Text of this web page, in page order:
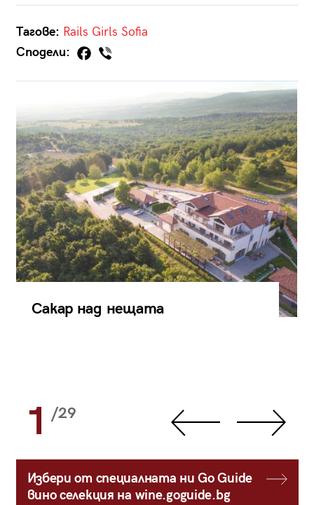
Тагове: Rails Girls Sofia
Сподели:
Сакар над нещата
1 /29
Избери от специалната ни Go Guide
вино селекция на wine.goguide.bg